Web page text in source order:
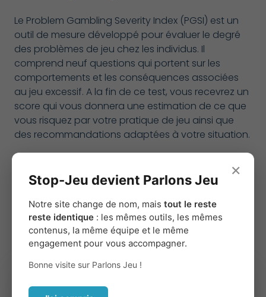
Le Problem Gambling Severity Index (PGSI) est un
outil de mesure développé pour évaluer le degré
des problèmes de jeu chez les individus. Il
comprend neuf questions qui portent sur les
comportements et les conséquences associées
au jeu excessif. A la fin de ce test, vous recevrez un
score qui vous donnera une estimation de ce que
vous risquez par votre pratique de jeu ainsi que
des recommandations adaptées à votre situation.
Faire le testkeyboard_tab
Pages pouvant vous
intéresser
×
Stop-Jeu devient Parlons Jeu
Notre site change de nom, mais tout le reste
reste identique : les mêmes outils, les mêmes
contenus, la même équipe et le même
engagement pour vous accompagner.
Bonne visite sur Parlons Jeu !